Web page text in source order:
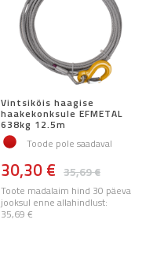
Vintsiköis haagise
haakekonksule EFMETAL
638kg 12.5m
Toode pole saadaval
35,69 €
30,30 €
Toote madalaim hind 30 päeva
jooksul enne allahindlust:
35,69 €